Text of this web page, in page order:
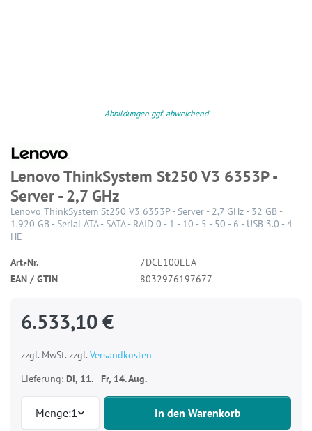
Abbildungen ggf. abweichend
Lenovo ThinkSystem St250 V3 6353P -
Server - 2,7 GHz
Lenovo ThinkSystem St250 V3 6353P - Server - 2,7 GHz - 32 GB -
1.920 GB - Serial ATA - SATA - RAID 0 - 1 - 10 - 5 - 50 - 6 - USB 3.0 - 4
HE
Art.-Nr.
7DCE100EEA
EAN / GTIN
8032976197677
6.533,10 €
zzgl. MwSt. zzgl. Versandkosten
Lieferung: Di, 11.-Fr, 14. Aug.
Menge:1 In den Warenkorb